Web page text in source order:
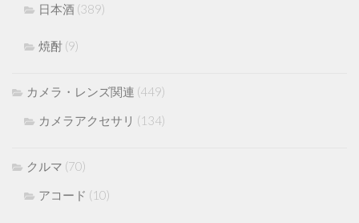
日本酒 (389)
焼酎 (9)
カメラ・レンズ関連 (449)
カメラアクセサリ (134)
クルマ (70)
アコード (10)